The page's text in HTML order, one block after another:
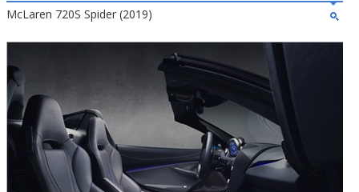
McLaren 720S Spider (2019)